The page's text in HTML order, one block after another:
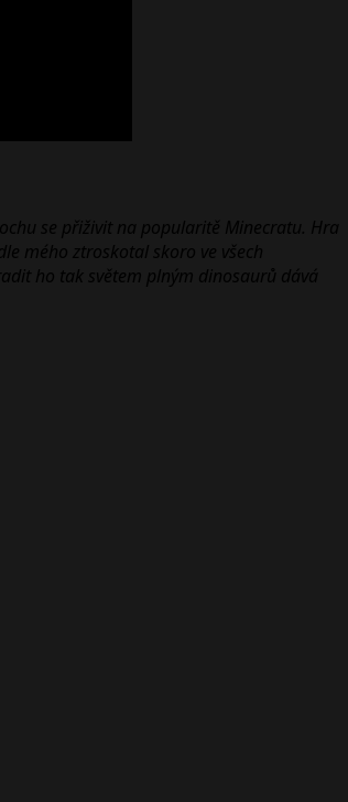
se přiživit na popularitě Minecratu. Hra
mého ztroskotal skoro ve všech
ho tak světem plným dinosaurů dává